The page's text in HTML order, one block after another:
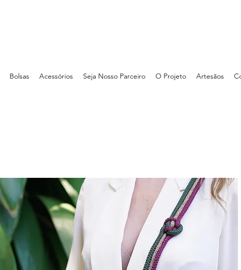
Bolsas Acessórios Seja Nosso Parceiro O Projeto Artesãos